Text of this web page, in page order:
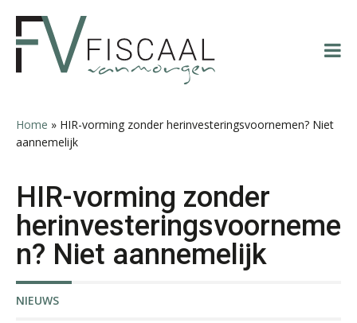
hoofdnavigatie
hoofd
eerste
voettekst
Home » HIR-vorming zonder herinvesteringsvoornemen? Niet
aannemelijk
HIR-vorming zonder
herinvesteringsvoorneme
n? Niet aannemelijk
NIEUWS